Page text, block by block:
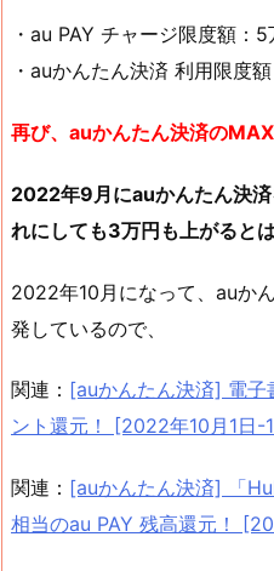
・au PAY チャージ限度額：
・auかんたん決済 利用限度
再び、auかんたん決済の
2022年9月にauかんたん決
れにしても3万円も上がると
2022年10月になって、auか
発しているので、
関連： [auかんたん決済] 電子
ント還元！ [2022年10月1日-
関連： [auかんたん決済] 「
相当のau PAY 残高還元！